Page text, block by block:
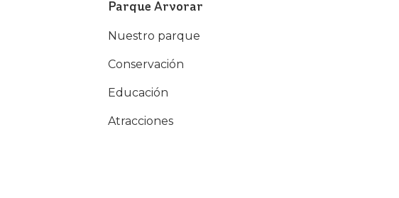
Parque Arvorar
Nuestro parque
Conservación
Educación
Atracciones